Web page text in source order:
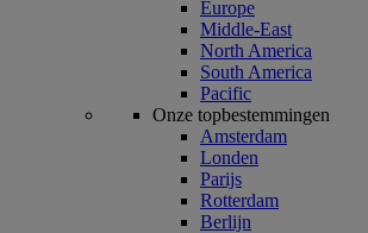
Europe
Middle-East
North America
South America
Pacific
Onze topbestemmingen
Amsterdam
Londen
Parijs
Rotterdam
Berlijn